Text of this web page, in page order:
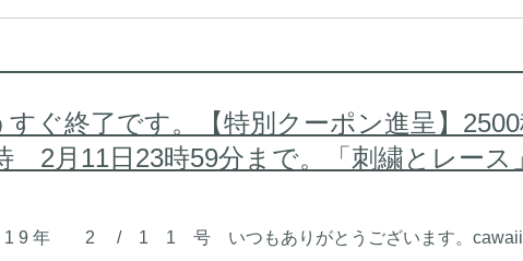
すぐ終了です。【特別クーポン進呈】
2月11日23時59分まで。「刺繍とレース
9 年 2 / 1 1 号 いつもありがとうございます。cawaii